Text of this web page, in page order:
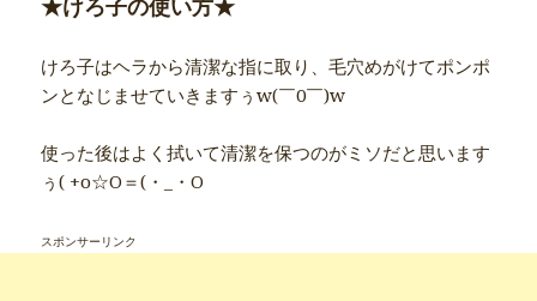
けろ子はヘラから清潔な指に取り、毛穴めがけてポンポ
ンとなじませていきますぅw(￣0￣)w
使った後はよく拭いて清潔を保つのがミソだと思います
ぅ( +o☆O＝(・_・O
スポンサーリンク